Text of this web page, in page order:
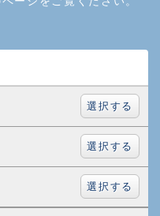
選択する
選択する
選択する